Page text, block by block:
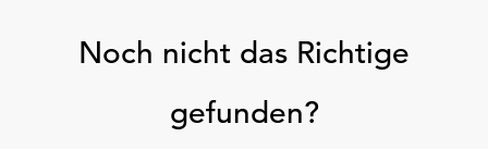
Noch nicht das Richtige
gefunden?